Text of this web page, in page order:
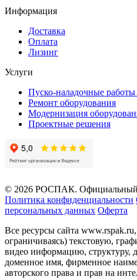
Информация
Доставка
Оплата
Лизинг
Услуги
Пуско-наладочные
Ремонт оборудования
Модернизация
Проектные решения
© 2026 РОСПАК. Официальный
Политика конфиденциальности
персональных данных Оферта
Все ресурсы сайта
ограничиваясь) текстовую,
видео информацию, структуру,
доменное имя, фирменное
авторского права и прав на